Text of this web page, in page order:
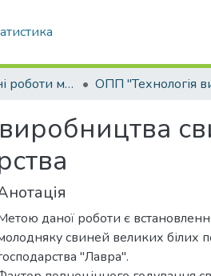
Кваліфікаційні роботи магістрів
виробництва
даної роботи є
свиней великих білих
"Лавра".